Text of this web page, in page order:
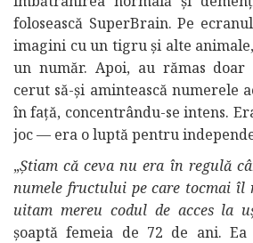
folosească SuperBrain. Pe
imagini cu un tigru și alte
un număr. Apoi, au rămas
cerut să-și amintească numerele
în față, concentrându-se intens.
joc — era o luptă pentru
„Știam că ceva nu era în regulă
numele fructului pe care tocmai îl
uitam mereu codul de acces la
șoaptă femeia de 72 de ani.